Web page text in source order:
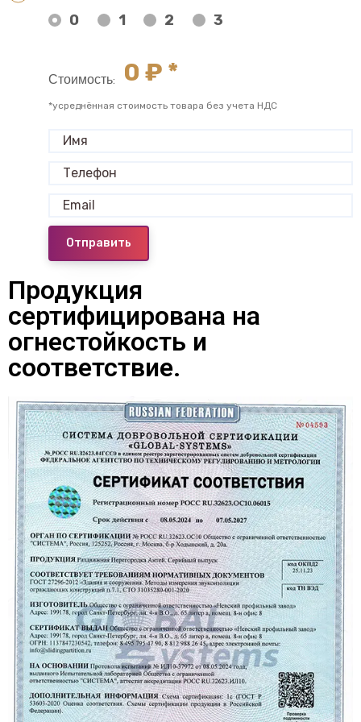
0 1 2 3
Стоимость: 0 ₽ *
*усреднённая стоимость товара без учета НДС
Отправить
Продукция
сертифицирована на
огнестойкость и
соответствие.